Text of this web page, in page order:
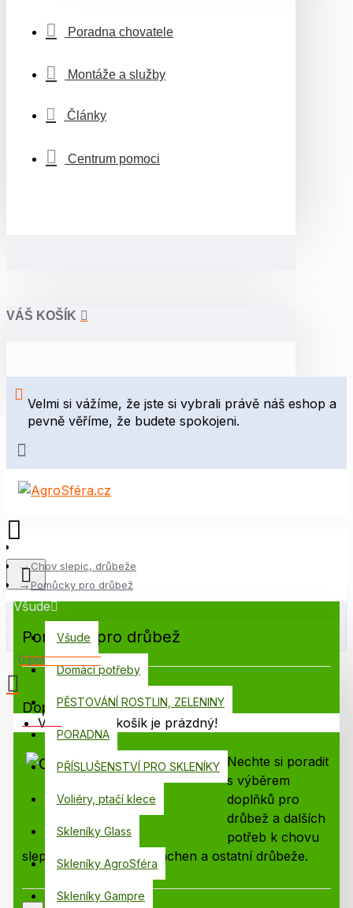
Poradna chovatele
Montáže a služby
Články
Centrum pomoci
VÁŠ KOŠÍK
Velmi si vážíme, že jste si vybrali právě náš eshop a
pevně věříme, že budete spokojeni.
Všude
Všude
Domácí potřeby
PĚSTOVÁNÍ ROSTLIN, ZELENINY
PORADNA
PŘÍSLUŠENSTVÍ PRO SKLENÍKY
Voliéry, ptačí klece
Skleníky Glass
Skleníky AgroSféra
Skleníky Gampre
0 položek - 0,00 Kč
Váš nákupní košík je prázdný!
Chov slepic, drůbeže
Pomůcky pro drůbež
Pomůcky pro drůbež
Doporučené v kategorii:
Nechte si poradit
s výběrem
doplňků pro
drůbež a dalších
potřeb k chovu
slepic, křepelek, hus, kachen a ostatní drůbeže.
Agro Sféra= zkušený dodavatel pro drobné